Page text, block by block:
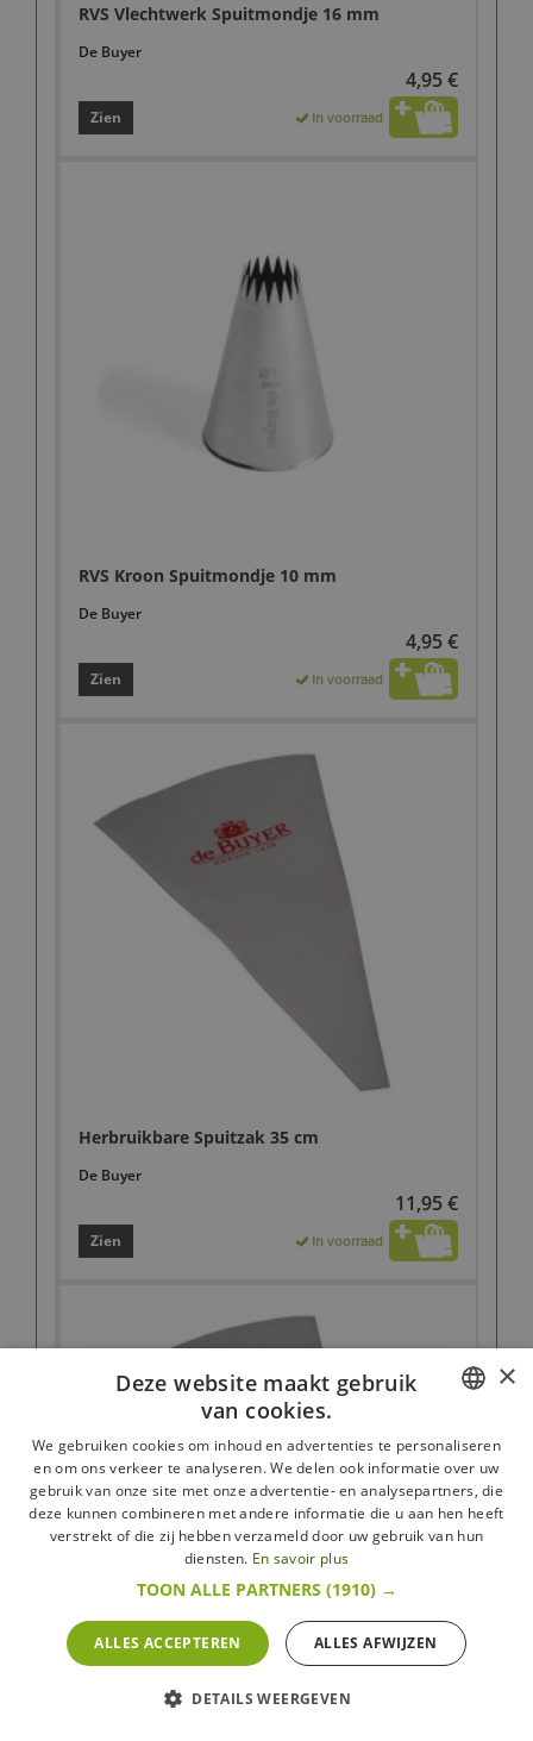
RVS Vlechtwerk Spuitmondje 16 mm
De Buyer
4,95 €
Zien In voorraad
RVS Kroon Spuitmondje 10 mm
De Buyer
4,95 €
Zien In voorraad
Herbruikbare Spuitzak 35 cm
De Buyer
11,95 €
Zien In voorraad
Herbruikbare Spuitzak 40 cm
FRENCH
ENGLISH
×
Deze website maakt gebruik
van cookies.
We gebruiken cookies om inhoud en advertenties te personaliseren
en om ons verkeer te analyseren. We delen ook informatie over uw
gebruik van onze site met onze advertentie- en analysepartners, die
deze kunnen combineren met andere informatie die u aan hen heeft
verstrekt of die zij hebben verzameld door uw gebruik van hun
diensten. En savoir plus
TOON ALLE PARTNERS (1910) →
ALLES ACCEPTEREN ALLES AFWIJZEN
DETAILS WEERGEVEN